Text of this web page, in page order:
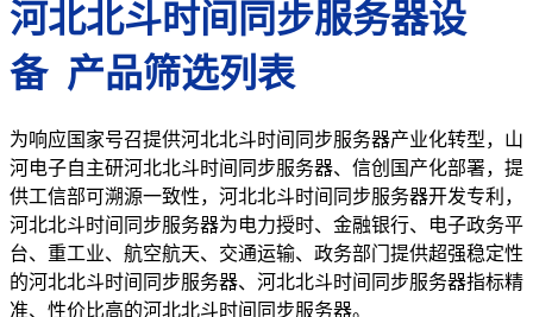
河北北斗时间同步服务器设
备 产品筛选列表
为响应国家号召提供河北北斗时间同步服务器产业化转型，山
河电子自主研河北北斗时间同步服务器、信创国产化部署，提
供工信部可溯源一致性，河北北斗时间同步服务器开发专利，
河北北斗时间同步服务器为电力授时、金融银行、电子政务平
台、重工业、航空航天、交通运输、政务部门提供超强稳定性
的河北北斗时间同步服务器、河北北斗时间同步服务器指标精
准、性价比高的河北北斗时间同步服务器。